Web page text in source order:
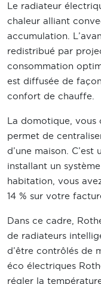
Le radiateur
chaleur alliant
accumulation.
redistribué par
consommation
est diffusée de
confort de chauffe.
La domotique, vous
permet de
d’une maison.
installant un
habitation, vous
14 % sur votre
Dans ce cadre,
de radiateurs
d’être contrôlés de
éco électriques
régler la